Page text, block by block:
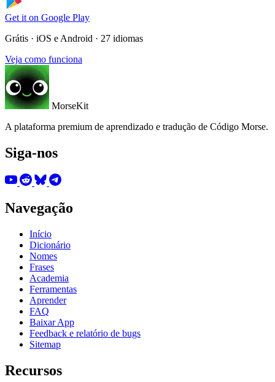
Get it on Google Play
Grátis · iOS e Android · 27 idiomas
Veja como funciona
MorseKit
A plataforma premium de aprendizado e tradução de Código Morse.
Siga-nos
Navegação
Início
Dicionário
Nomes
Frases
Academia
Ferramentas
Aprender
FAQ
Baixar App
Feedback e relatório de bugs
Sitemap
Recursos